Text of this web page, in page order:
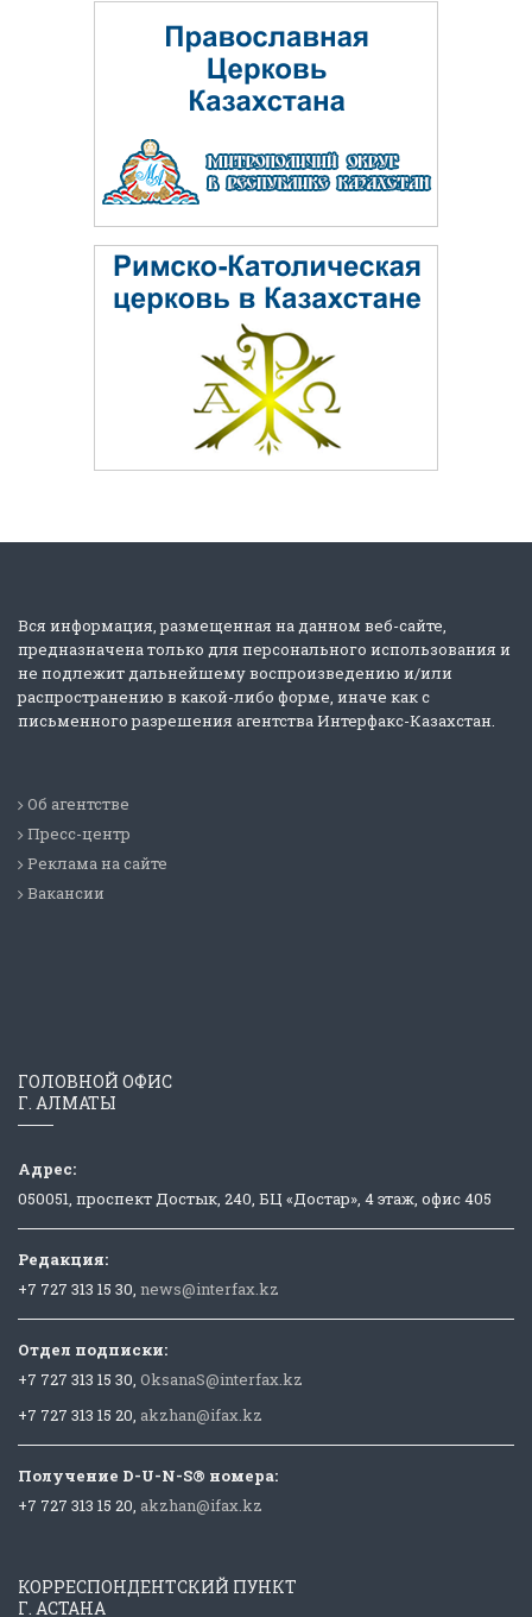
Вся информация, размещенная на данном веб-сайте,
предназначена только для персонального использования и
не подлежит дальнейшему воспроизведению и/или
распространению в какой-либо форме, иначе как с
письменного разрешения агентства Интерфакс-Казахстан.
Об агентстве
Пресс-центр
Реклама на сайте
Вакансии
ГОЛОВНОЙ ОФИС
Г. АЛМАТЫ
Адрес:
050051, проспект Достык, 240, БЦ «Достар», 4 этаж, офис 405
Редакция:
+7 727 313 15 30, news@interfax.kz
Отдел подписки:
+7 727 313 15 30, OksanaS@interfax.kz
+7 727 313 15 20, akzhan@ifax.kz
Получение D-U-N-S® номера:
+7 727 313 15 20, akzhan@ifax.kz
КОРРЕСПОНДЕНТСКИЙ ПУНКТ
Г. АСТАНА